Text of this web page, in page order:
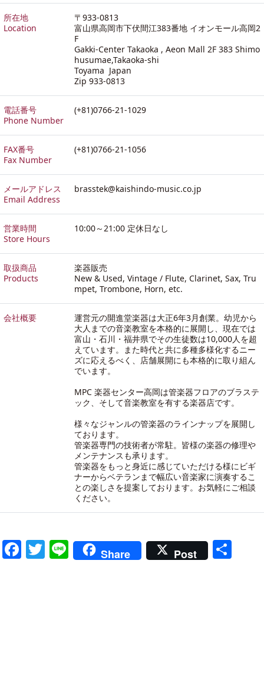
所在地
Location
〒933-0813
富山県高岡市下伏間江383番地 イオンモール高岡2
F
Gakki-Center Takaoka , Aeon Mall 2F 383 Shimo
husumae,Takaoka-shi
Toyama Japan
Zip 933-0813
電話番号
Phone Number
(+81)0766-21-1029
FAX番号
Fax Number
(+81)0766-21-1056
メールアドレス
Email Address
brasstek@kaishindo-music.co.jp
営業時間
Store Hours
10:00～21:00 定休日なし
取扱商品
Products
楽器販売
New & Used, Vintage / Flute, Clarinet, Sax, Tru
mpet, Trombone, Horn, etc.
会社概要
運営元の開進堂楽器は大正6年3月創業。幼児から
大人までの音楽教室を本格的に展開し、現在では
富山・石川・福井県でその生徒数は10,000人を超
えています。また時代と共に多種多様化するニー
ズに応えるべく、店舗展開にも本格的に取り組ん
でいます。
MPC 楽器センター高岡は管楽器フロアのブラステ
ック、そして音楽教室を有する楽器店です。
様々なジャンルの管楽器のラインナップを展開し
ております。
管楽器専門の技術者が常駐。皆様の楽器の修理や
メンテナンスも承ります。
管楽器をもっと身近に感じていただける様にビギ
ナーからベテランまで幅広い音楽家に演奏するこ
との楽しさを提案しております。お気軽にご相談
ください。
Facebook
Twitter
LineShare Post